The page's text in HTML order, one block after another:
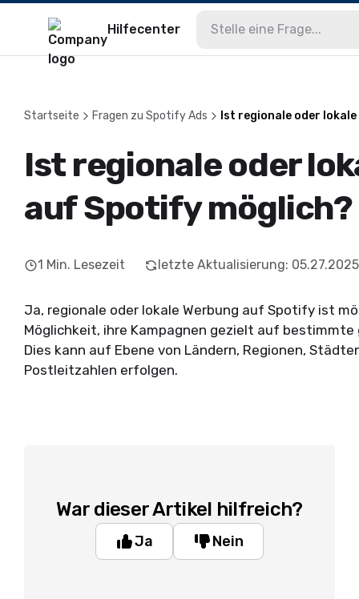
Hilfecenter
Startseite Fragen zu Spotify Ads Ist regionale oder
Ist regionale oder
auf Spotify möglich?
1 Min. Lesezeit letzte Aktualisierung: 05.27.2025
Ja, regionale oder lokale Werbung auf Spotify ist
Möglichkeit, ihre Kampagnen gezielt auf
Dies kann auf Ebene von Ländern, Regionen,
Postleitzahlen erfolgen.
War dieser Artikel hilfreich?
Ja Nein